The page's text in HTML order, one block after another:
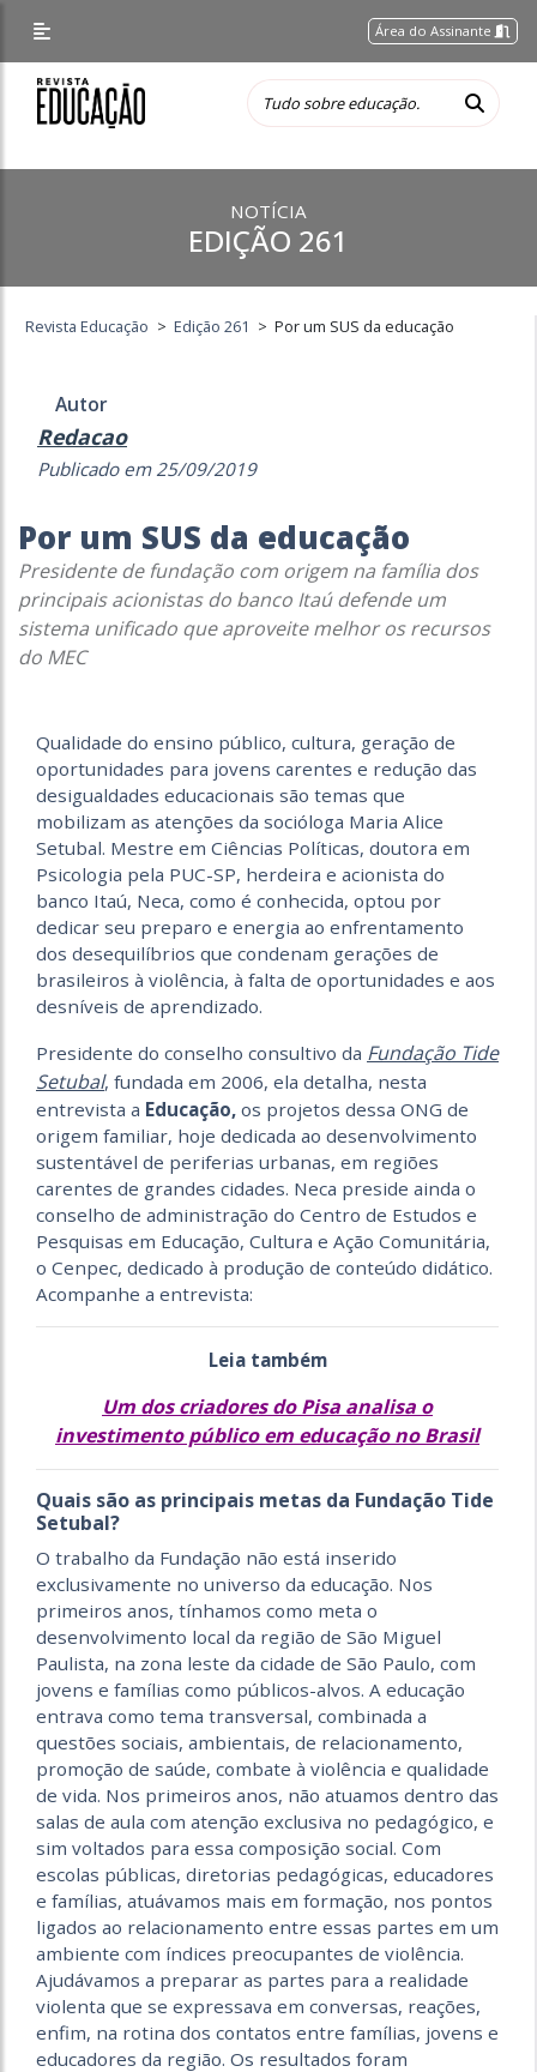
Área do Assinante
NOTÍCIA
EDIÇÃO 261
Revista Educação > Edição 261 > Por um SUS da educação
Autor
Redacao
Publicado em 25/09/2019
Por um SUS da educação
Presidente de fundação com origem na família dos
principais acionistas do banco Itaú defende um
sistema unificado que aproveite melhor os recursos
do MEC
Qualidade do ensino público, cultura, geração de
oportunidades para jovens carentes e redução das
desigualdades educacionais são temas que
mobilizam as atenções da socióloga Maria Alice
Setubal. Mestre em Ciências Políticas, doutora em
Psicologia pela PUC-SP, herdeira e acionista do
banco Itaú, Neca, como é conhecida, optou por
dedicar seu preparo e energia ao enfrentamento
dos desequilíbrios que condenam gerações de
brasileiros à violência, à falta de oportunidades e aos
desníveis de aprendizado.
Presidente do conselho consultivo da Fundação Tide
Setubal, fundada em 2006, ela detalha, nesta
entrevista a Educação, os projetos dessa ONG de
origem familiar, hoje dedicada ao desenvolvimento
sustentável de periferias urbanas, em regiões
carentes de grandes cidades. Neca preside ainda o
conselho de administração do Centro de Estudos e
Pesquisas em Educação, Cultura e Ação Comunitária,
o Cenpec, dedicado à produção de conteúdo didático.
Acompanhe a entrevista:
Leia também
Um dos criadores do Pisa analisa o
investimento público em educação no Brasil
Quais são as principais metas da Fundação Tide
Setubal?
O trabalho da Fundação não está inserido
exclusivamente no universo da educação. Nos
primeiros anos, tínhamos como meta o
desenvolvimento local da região de São Miguel
Paulista, na zona leste da cidade de São Paulo, com
jovens e famílias como públicos-alvos. A educação
entrava como tema transversal, combinada a
questões sociais, ambientais, de relacionamento,
promoção de saúde, combate à violência e qualidade
de vida. Nos primeiros anos, não atuamos dentro das
salas de aula com atenção exclusiva no pedagógico, e
sim voltados para essa composição social. Com
escolas públicas, diretorias pedagógicas, educadores
e famílias, atuávamos mais em formação, nos pontos
ligados ao relacionamento entre essas partes em um
ambiente com índices preocupantes de violência.
Ajudávamos a preparar as partes para a realidade
violenta que se expressava em conversas, reações,
enfim, na rotina dos contatos entre famílias, jovens e
educadores da região. Os resultados foram